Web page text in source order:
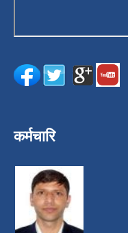
कर्मचारि